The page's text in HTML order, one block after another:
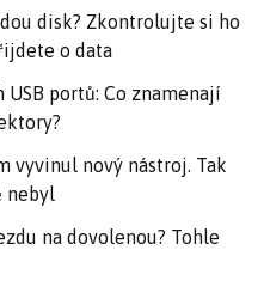
disk? Zkontrolujte si ho
o data
portů: Co znamenají
vyvinul nový nástroj. Tak
nebyl
na dovolenou? Tohle